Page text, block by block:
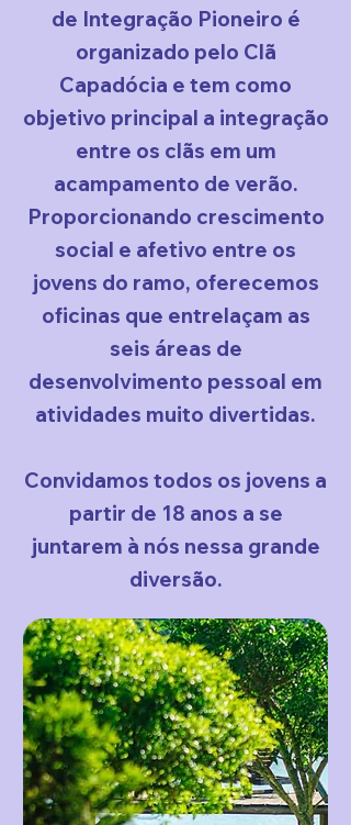
de Integração Pioneiro é
organizado pelo Clã
Capadócia e tem como
objetivo principal a integração
entre os clãs em um
acampamento de verão.
Proporcionando crescimento
social e afetivo entre os
jovens do ramo, oferecemos
oficinas que entrelaçam as
seis áreas de
desenvolvimento pessoal em
atividades muito divertidas.
Convidamos todos os jovens a
partir de 18 anos a se
juntarem à nós nessa grande
diversão.